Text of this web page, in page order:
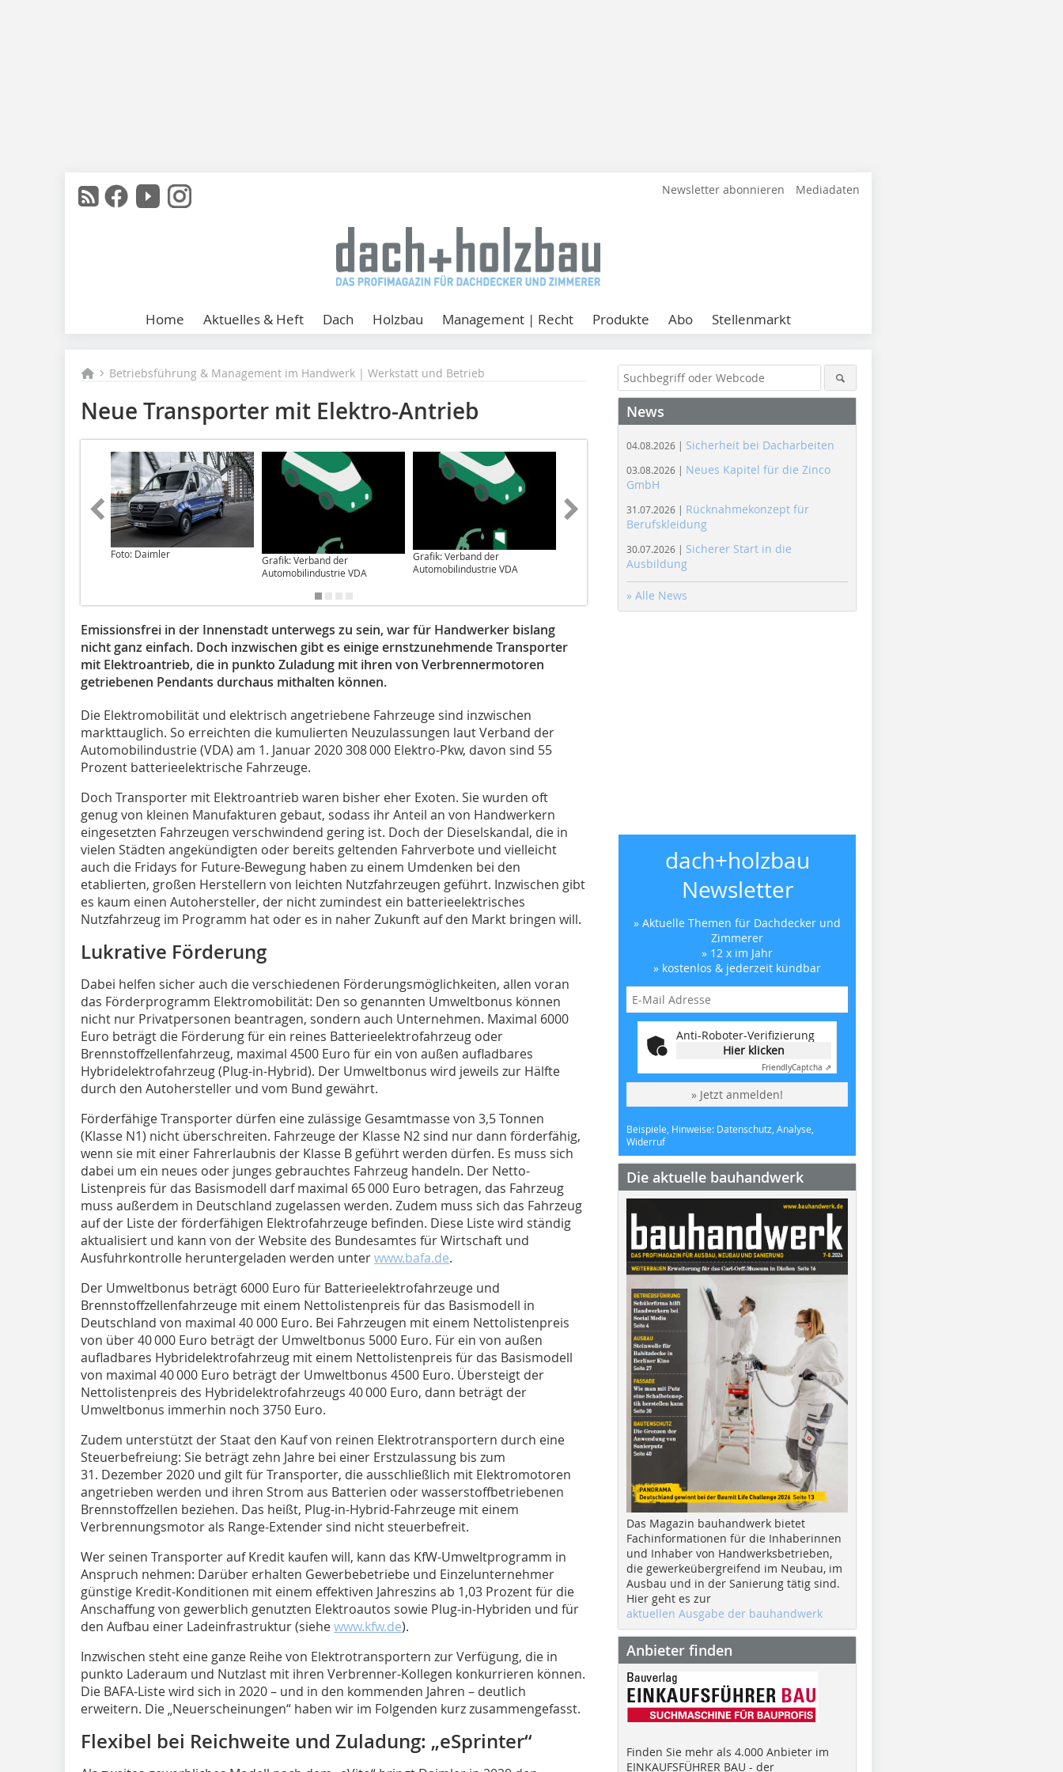
Newsletter abonnieren Mediadaten
Home Aktuelles & Heft Dach Holzbau Management | Recht Produkte Abo Stellenmarkt
Betriebsführung & Management im Handwerk | Werkstatt und Betrieb
Neue Transporter mit Elektro-Antrieb
Foto: Daimler
Grafik: Verband der
Automobilindustrie VDA
Grafik: Verband der
Automobilindustrie VDA
Grafik: Verband der
Automobilindustrie VDA
Grafik: Verband der
Emissionsfrei in der Innenstadt unterwegs zu sein, war für Handwerker bislang
nicht ganz einfach. Doch inzwischen gibt es einige ernstzunehmende Transporter
mit Elektroantrieb, die in punkto Zuladung mit ihren von Verbrennermotoren
getriebenen Pendants durchaus mithalten können.
Die Elektromobilität und elektrisch angetriebene Fahrzeuge sind inzwischen
markttauglich. So erreichten die kumulierten Neuzulassungen laut Verband der
Automobilindustrie (VDA) am 1. Januar 2020 308 000 Elektro-Pkw, davon sind 55
Prozent batterieelektrische Fahrzeuge.
Doch Transporter mit Elektroantrieb waren bisher eher Exoten. Sie wurden oft
genug von kleinen Manufakturen gebaut, sodass ihr Anteil an von Handwerkern
eingesetzten Fahrzeugen verschwindend gering ist. Doch der Dieselskandal, die in
vielen Städten angekündigten oder bereits geltenden Fahrverbote und vielleicht
auch die Fridays for Future-Bewegung haben zu einem Umdenken bei den
etablierten, großen Herstellern von leichten Nutzfahrzeugen geführt. Inzwischen gibt
es kaum einen Autohersteller, der nicht zumindest ein batterieelektrisches
Nutzfahrzeug im Programm hat oder es in naher Zukunft auf den Markt bringen will.
Lukrative Förderung
Dabei helfen sicher auch die verschiedenen Förderungsmöglichkeiten, allen voran
das Förderprogramm Elektromobilität: Den so genannten Umweltbonus können
nicht nur Privatpersonen beantragen, sondern auch Unternehmen. Maximal 6000
Euro beträgt die Förderung für ein reines Batterieelektrofahrzeug oder
Brennstoffzellenfahrzeug, maximal 4500 Euro für ein von außen aufladbares
Hybridelektrofahrzeug (Plug-in-Hybrid). Der Umweltbonus wird jeweils zur Hälfte
durch den Autohersteller und vom Bund gewährt.
Förderfähige Transporter dürfen eine zulässige Gesamtmasse von 3,5 Tonnen
(Klasse N1) nicht überschreiten. Fahrzeuge der Klasse N2 sind nur dann förderfähig,
wenn sie mit einer Fahrerlaubnis der Klasse B geführt werden dürfen. Es muss sich
dabei um ein neues oder junges gebrauchtes Fahrzeug handeln. Der Netto-
Listenpreis für das Basismodell darf maximal 65 000 Euro betragen, das Fahrzeug
muss außerdem in Deutschland zugelassen werden. Zudem muss sich das Fahrzeug
auf der Liste der förderfähigen Elektrofahrzeuge befinden. Diese Liste wird ständig
aktualisiert und kann von der Website des Bundesamtes für Wirtschaft und
Ausfuhrkontrolle heruntergeladen werden unterwww.bafa.de.
Der Umweltbonus beträgt 6000 Euro für Batterieelektrofahrzeuge und
Brennstoffzellenfahrzeuge mit einem Nettolistenpreis für das Basismodell in
Deutschland von maximal 40 000 Euro. Bei Fahrzeugen mit einem Nettolistenpreis
von über 40 000 Euro beträgt der Umweltbonus 5000 Euro. Für ein von außen
aufladbares Hybridelektrofahrzeug mit einem Nettolistenpreis für das Basismodell
von maximal 40 000 Euro beträgt der Umweltbonus 4500 Euro. Übersteigt der
Nettolistenpreis des Hybridelektrofahrzeugs 40 000 Euro, dann beträgt der
Umweltbonus immerhin noch 3750 Euro.
Zudem unterstützt der Staat den Kauf von reinen Elektrotransportern durch eine
Steuerbefreiung: Sie beträgt zehn Jahre bei einer Erstzulassung bis zum
31. Dezember 2020 und gilt für Transporter, die ausschließlich mit Elektromotoren
angetrieben werden und ihren Strom aus Batterien oder wasserstoffbetriebenen
Brennstoffzellen beziehen. Das heißt, Plug-in-Hybrid-Fahrzeuge mit einem
Verbrennungsmotor als Range-Extender sind nicht steuerbefreit.
Wer seinen Transporter auf Kredit kaufen will, kann das KfW-Umweltprogramm in
Anspruch nehmen: Darüber erhalten Gewerbebetriebe und Einzelunternehmer
günstige Kredit-Konditionen mit einem effektiven Jahreszins ab 1,03 Prozent für die
Anschaffung von gewerblich genutzten Elektroautos sowie Plug-in-Hybriden und für
den Aufbau einer Ladeinfrastruktur (siehewww.kfw.de).
Inzwischen steht eine ganze Reihe von Elektrotransportern zur Verfügung, die in
punkto Laderaum und Nutzlast mit ihren Verbrenner-Kollegen konkurrieren können.
Die BAFA-Liste wird sich in 2020 – und in den kommenden Jahren – deutlich
erweitern. Die „Neuerscheinungen“ haben wir im Folgenden kurz zusammengefasst.
Flexibel bei Reichweite und Zuladung: „eSprinter“
x
dach+holzbau Newsletter
Sie interessieren sich für Dach- und Holzbauthemen?
Mit unserem kostenlosen Newsletter informieren wir
Sie über:
» neue Produkte und Bauprojekte
» 12 x pro Jahr und jederzeit kündbar
News
04.08.2026 | Sicherheit bei Dacharbeiten
03.08.2026 | Neues Kapitel für die Zinco
GmbH
31.07.2026 | Rücknahmekonzept für
Berufskleidung
30.07.2026 | Sicherer Start in die
Ausbildung
» Alle News
dach+holzbau
Newsletter
» Aktuelle Themen für Dachdecker und
Zimmerer
» 12 x im Jahr
» kostenlos & jederzeit kündbar
Anti-Roboter-Verifizierung
Hier klicken
FriendlyCaptcha ⇗
» Jetzt anmelden!
Beispiele, Hinweise: Datenschutz, Analyse,
Widerruf
Die aktuelle bauhandwerk
Das Magazin bauhandwerk bietet
Fachinformationen für die Inhaberinnen
und Inhaber von Handwerksbetrieben,
die gewerkeübergreifend im Neubau, im
Ausbau und in der Sanierung tätig sind.
Hier geht es zur
aktuellen Ausgabe der bauhandwerk
Anbieter finden
Finden Sie mehr als 4.000 Anbieter im
EINKAUFSFÜHRER BAU - der